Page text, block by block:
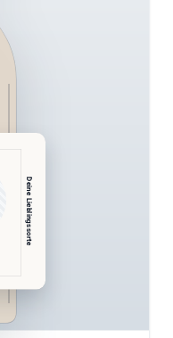
Deine Lieblingssorte